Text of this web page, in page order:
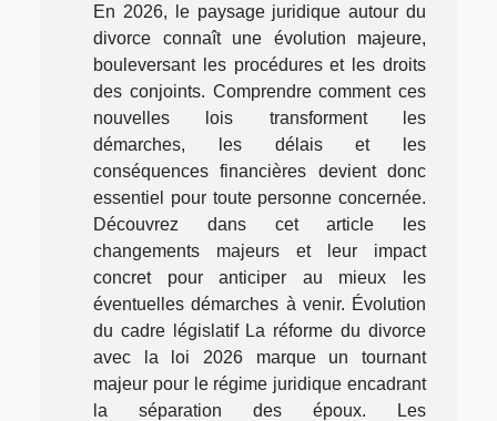
En 2026, le paysage juridique autour du
divorce connaît une évolution majeure,
bouleversant les procédures et les droits
des conjoints. Comprendre comment ces
nouvelles lois transforment les
démarches, les délais et les
conséquences financières devient donc
essentiel pour toute personne concernée.
Découvrez dans cet article les
changements majeurs et leur impact
concret pour anticiper au mieux les
éventuelles démarches à venir. Évolution
du cadre législatif La réforme du divorce
avec la loi 2026 marque un tournant
majeur pour le régime juridique encadrant
la séparation des époux. Les